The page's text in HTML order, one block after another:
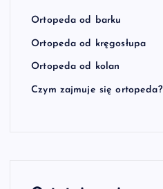
Ortopeda od barku
Ortopeda od kręgosłupa
Ortopeda od kolan
Czym zajmuje się ortopeda?